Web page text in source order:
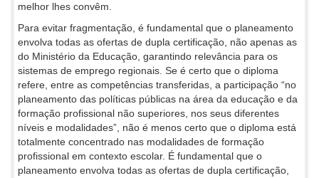
melhor lhes convêm.
Para evitar fragmentação, é fundamental que o planeamento
envolva todas as ofertas de dupla certificação, não apenas as
do Ministério da Educação, garantindo relevância para os
sistemas de emprego regionais. Se é certo que o diploma
refere, entre as competências transferidas, a participação “no
planeamento das políticas públicas na área da educação e da
formação profissional não superiores, nos seus diferentes
níveis e modalidades”, não é menos certo que o diploma está
totalmente concentrado nas modalidades de formação
profissional em contexto escolar. É fundamental que o
planeamento envolva todas as ofertas de dupla certificação,